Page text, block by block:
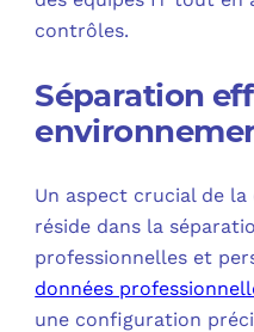
contrôles.
Séparation
Un aspect crucial de
réside dans la
professionnelles et
données
une configuration